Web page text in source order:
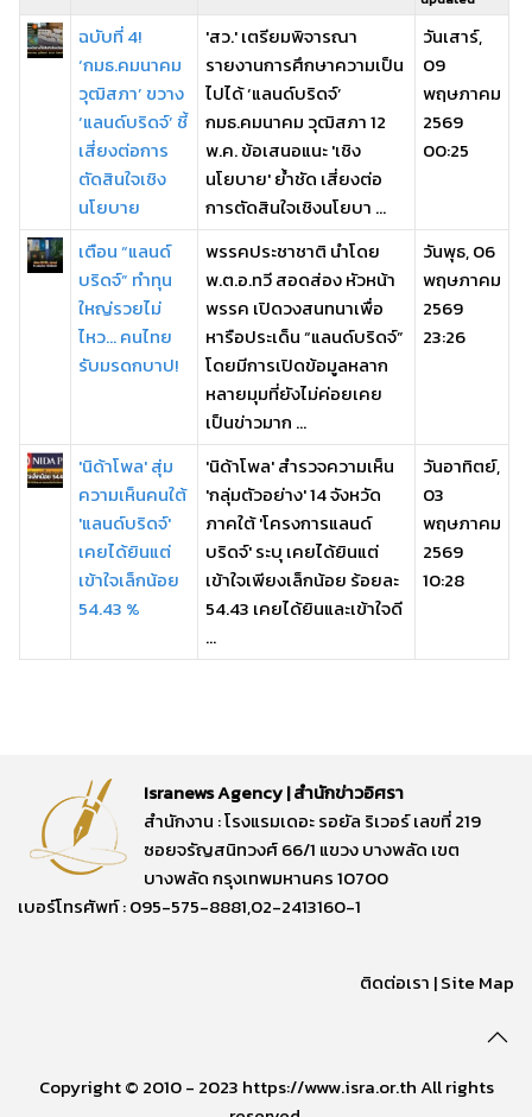
ฉบับที่ 4!
‘กมธ.คมนาคม
วุฒิสภา’ ขวาง
‘แลนด์บริดจ์’ ชี้
เสี่ยงต่อการ
ตัดสินใจเชิง
นโยบาย
'สว.' เตรียมพิจารณา
รายงานการศึกษาความเป็น
ไปได้ ‘แลนด์บริดจ์’
กมธ.คมนาคม วุฒิสภา 12
พ.ค. ข้อเสนอแนะ 'เชิง
นโยบาย' ย้ำชัด เสี่ยงต่อ
การตัดสินใจเชิงนโยบา ...
วันเสาร์,
09
พฤษภาคม
2569
00:25
เตือน “แลนด์
บริดจ์” ทำทุน
ใหญ่รวยไม่
ไหว... คนไทย
รับมรดกบาป!
พรรคประชาชาติ นำโดย
พ.ต.อ.ทวี สอดส่อง หัวหน้า
พรรค เปิดวงสนทนาเพื่อ
หารือประเด็น “แลนด์บริดจ์”
โดยมีการเปิดข้อมูลหลาก
หลายมุมที่ยังไม่ค่อยเคย
เป็นข่าวมาก ...
วันพุธ, 06
พฤษภาคม
2569
23:26
'นิด้าโพล' สุ่ม
ความเห็นคนใต้
'แลนด์บริดจ์'
เคยได้ยินแต่
เข้าใจเล็กน้อย
54.43 %
'นิด้าโพล' สำรวจความเห็น
'กลุ่มตัวอย่าง' 14 จังหวัด
ภาคใต้ 'โครงการแลนด์
บริดจ์' ระบุ เคยได้ยินแต่
เข้าใจเพียงเล็กน้อย ร้อยละ
54.43 เคยได้ยินและเข้าใจดี
...
วันอาทิตย์,
03
พฤษภาคม
2569
10:28
Isranews Agency | สำนักข่าวอิศรา
สำนักงาน : โรงแรมเดอะ รอยัล ริเวอร์ เลขที่ 219
ซอยจรัญสนิทวงศ์ 66/1 แขวง บางพลัด เขต
บางพลัด กรุงเทพมหานคร 10700
เบอร์โทรศัพท์ : 095-575-8881,02-2413160-1
ติดต่อเรา |Site Map
Copyright © 2010 - 2023 https://www.isra.or.th All rights